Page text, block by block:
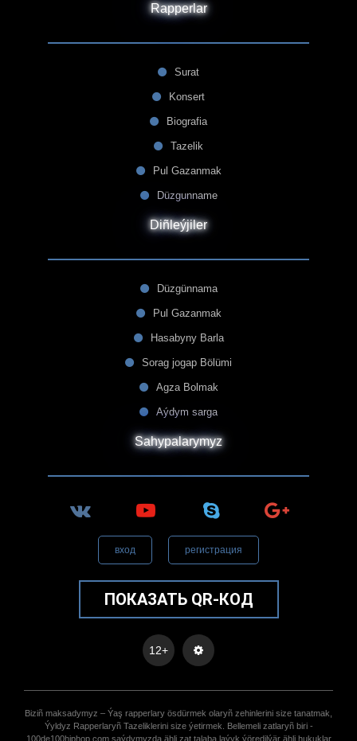
Rapperlar
Surat
Konsert
Biografia
Tazelik
Pul Gazanmak
Düzgunname
Diñleýjiler
Düzgünnama
Pul Gazanmak
Hasabyny Barla
Sorag jogap Bölümi
Agza Bolmak
Aýdym sarga
Sahypalarymyz
вход регистрация
ПОКАЗАТЬ QR-КОД
12+
Biziñ maksadymyz – Ýaş rapperlary ösdürmek olaryñ zehinlerini size tanatmak,
Ýyldyz Rapperlaryñ Tazeliklerini size ýetirmek. Bellemeli zatlaryñ biri -
100de100hiphop.com saýdymyzda ähli zat talaba laýyk ýöredilýär ähli hukuklar